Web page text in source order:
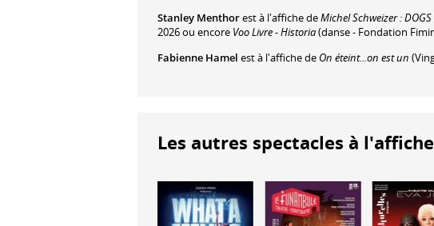
Stanley Menthorest à l'affiche deMichel Schweizer :
2026 ou encore Voo Livre - Historia(danse - Fondation
Fabienne Hamel est à l'affiche de On éteint...on est un
Les autres spectacles à l'affiche